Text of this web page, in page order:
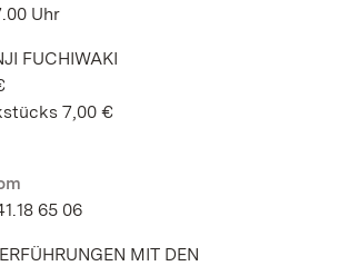
Uhr
FUCHIWAKI
7,00 €
65 06
MIT DEN